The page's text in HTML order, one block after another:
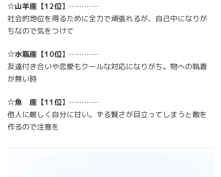
☆山羊座 【12位】…………
社会的地位を得るために全力で頑張れるが、自己中になりが
ちなので気をつけて
☆水瓶座 【10位】…………
友達付き合いや恋愛もクールな対応になりがち。物への執着
が無い時
☆魚 座 【11位】…………
他人に厳しく自分に甘い。ずる賢さが目立ってしまうと敵を
作るので注意を